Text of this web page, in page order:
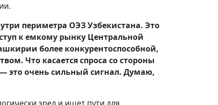
периметра ОЭЗ Узбекистана. Это
к емкому рынку Центральной
более конкурентоспособной,
Что касается спроса со стороны
— это очень сильный сигнал. Думаю,